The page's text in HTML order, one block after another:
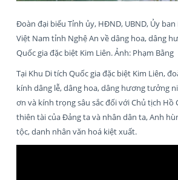
Đoàn đại biểu Tỉnh ủy, HĐND, UBND, Ủy
Việt Nam tỉnh Nghệ An về dâng hoa, dâng
Quốc gia đặc biệt Kim Liên. Ảnh: Phạm Bằng
Tại Khu Di tích Quốc gia đặc biệt Kim Liên,
kính dâng lễ, dâng hoa, dâng hương tưởng
ơn và kính trọng sâu sắc đối với Chủ tịch Hồ
thiên tài của Đảng ta và nhân dân ta, Anh
tộc, danh nhân văn hoá kiệt xuất.